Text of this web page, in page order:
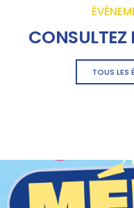
TOUS LES